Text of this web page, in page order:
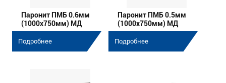
Паронит ПМБ 0.6мм
(1000х750мм) МД
Подробнее
Паронит ПМБ 0.5мм
(1000х750мм) МД
Подробнее